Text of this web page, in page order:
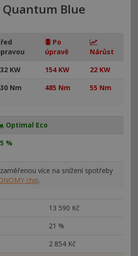
Blue
Po
úpravě
Nárůst
KW 154 KW
22 KW
Nm 485 Nm 55 Nm
Optimal Eco
%
více na snížení spotřeby
chip.
13 590 Kč
21 %
2 854 Kč